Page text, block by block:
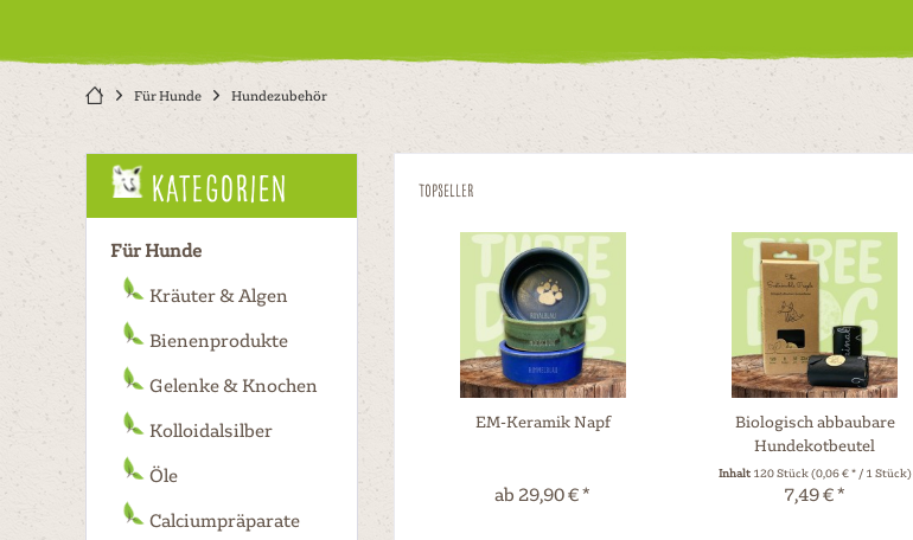
Für Hunde Hundezubehör
Kategorien
Für Hunde
Kräuter & Algen
Bienenprodukte
Gelenke & Knochen
Kolloidalsilber
Öle
Calciumpräparate
Topseller
EM-Keramik Napf
ab 29,90 € *
Biologisch abbaubare
Hundekotbeutel
Inhalt 120 Stück(0,06 € * / 1 Stück)
7,49 € *